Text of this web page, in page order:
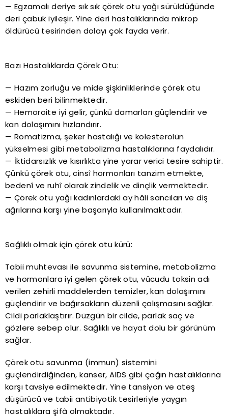
— Egzamalı deriye sık sık çörek otu yağı sürüldüğünde
deri çabuk iyileşir. Yine deri hastalıklarında mikrop
öldürücü tesirinden dolayı çok fayda verir.
Bazı Hastalıklarda Çörek Otu:
— Hazım zorluğu ve mide şişkinliklerinde çörek otu
eskiden beri bilinmektedir.
— Hemoroite iyi gelir, çünkü damarları güçlendirir ve
kan dolaşımını hızlandırır.
— Romatizma, şeker hastalığı ve kolesterolün
yükselmesi gibi metabolizma hastalıklarına faydalıdır.
— İktidarsızlık ve kısırlıkta yine yarar verici tesire sahiptir.
Çünkü çörek otu, cinsî hormonları tanzim etmekte,
bedenî ve ruhî olarak zindelik ve dinçlik vermektedir.
— Çörek otu yağı kadınlardaki ay hâli sancıları ve diş
ağrılarına karşı yine başarıyla kullanılmaktadır.
Sağlıklı olmak için çörek otu kürü:
Tabii muhtevası ile savunma sistemine, metabolizma
ve hormonlara iyi gelen çörek otu, vücudu toksin adı
verilen zehirli maddelerden temizler, kan dolaşımını
güçlendirir ve bağırsakların düzenli çalışmasını sağlar.
Cildi parlaklaştırır. Düzgün bir cilde, parlak saç ve
gözlere sebep olur. Sağlıklı ve hayat dolu bir görünüm
sağlar.
Çörek otu savunma (immun) sistemini
güçlendirdiğinden, kanser, AIDS gibi çağın hastalıklarına
karşı tavsiye edilmektedir. Yine tansiyon ve ateş
düşürücü ve tabii antibiyotik tesirleriyle yaygın
hastalıklara şifâ olmaktadır.